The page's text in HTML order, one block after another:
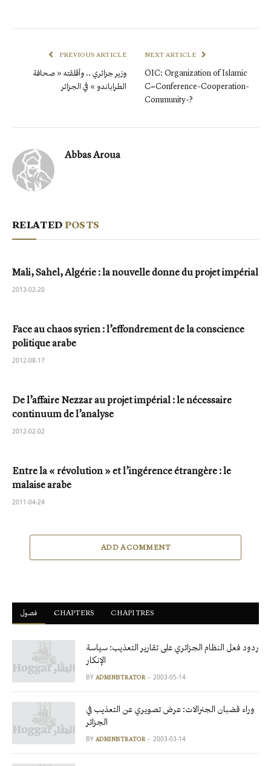
PREVIOUS ARTICLE
وزير جزائري .. وأقلقته « صحافة
الطراباندو » في الجزائر
NEXT ARTICLE
OIC: Organization of Islamic
C=Conference-Cooperation-
Community-?
Abbas Aroua
RELATEDPOSTS
Mali, Sahel, Algérie : la nouvelle donne du projet impérial
2013-02-20
Face au chaos syrien : l’effondrement de la conscience
politique arabe
2012-08-17
De l’affaire Nezzar au projet impérial : le nécessaire
continuum de l’analyse
2012-02-02
Entre la « révolution » et l’ingérence étrangère : le
malaise arabe
2011-04-24
ADD A COMMENT
فصول ْCHAPTERS CHAPITRES
ردود فعل النظام الجزائري على تقارير التعذيب: سياسة
الإنكار
BY ADMINISTRATOR 2003-05-14
وراء قضبان الجنرالات: عرض تصويري عن التعذيب في
الجزائر
BY ADMINISTRATOR 2003-03-14